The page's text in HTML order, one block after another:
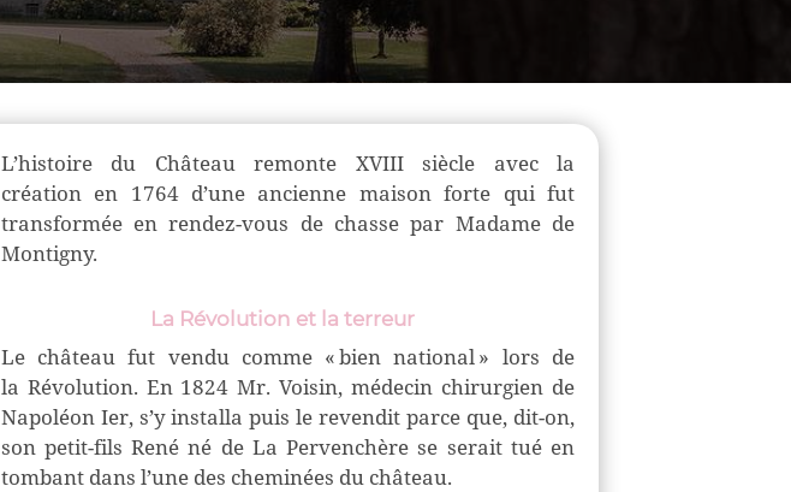
L’histoire du Château remonte XVIII siècle avec la
créationen 1764 d’une ancienne maison forte qui fut
transformée en rendez-vous de chasse par Madame de
Montigny.
La Révolution et la terreur
Le château fut vendu comme « bien national » lors de
la Révolution. En 1824Mr. Voisin, médecin chirurgien de
Napoléon Ier, s’y installa puis le revendit parce que, dit-on,
son petit-fils René né de La Pervenchère se serait tué en
tombant dans l’une des cheminées du château.